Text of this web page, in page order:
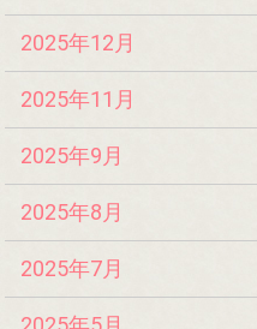
2025年12月
2025年11月
2025年9月
2025年8月
2025年7月